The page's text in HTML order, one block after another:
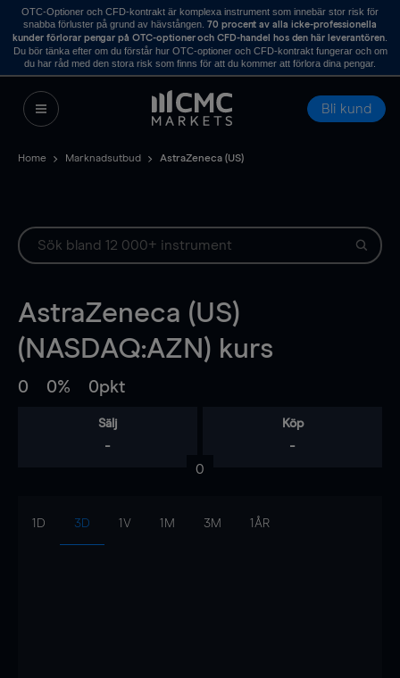
OTC-Optioner och CFD-kontrakt är komplexa instrument som innebär stor risk för
snabba förluster på grund av hävstången. 70 procent av alla icke-professionella
kunder förlorar pengar på OTC-optioner och CFD-handel hos den här leverantören.
Du bör tänka efter om du förstår hur OTC-optioner och CFD-kontrakt fungerar och om
du har råd med den stora risk som finns för att du kommer att förlora dina pengar.
Bli kund
Home Marknadsutbud AstraZeneca (US)
AstraZeneca (US)
(NASDAQ:AZN) kurs
0 0% 0pkt
Sälj
-
Köp
-
0
1D 3D 1V 1M 3M 1ÅR